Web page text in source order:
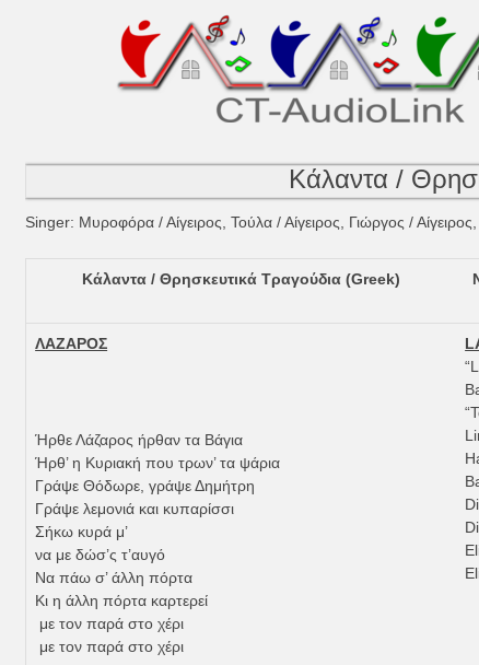
Κάλαντα /
Singer: Μυροφόρα / Αίγειρος, Τούλα / Αίγειρος, Γιώργος /
Κάλαντα / Θρησκευτικά Τραγούδια (Greek)
ΛΑΖΑΡΟΣ
Ήρθε Λάζαρος ήρθαν τα Βάγια
Ήρθ’ η Κυριακή που τρων’ τα ψάρια
Γράψε Θόδωρε, γράψε Δημήτρη
Γράψε λεμονιά και κυπαρίσσι
Σήκω κυρά μ’
να με δώσ’ς τ’αυγό
Να πάω σ’ άλλη πόρτα
Κι η άλλη πόρτα καρτερεί
με τον παρά στο χέρι
με τον παρά στο χέρι